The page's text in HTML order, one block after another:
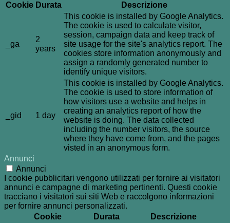
Cookie Durata Descrizione
_ga
2
years
This cookie is installed by Google Analytics.
The cookie is used to calculate visitor,
session, campaign data and keep track of
site usage for the site's analytics report. The
cookies store information anonymously and
assign a randomly generated number to
identify unique visitors.
_gid 1 day
This cookie is installed by Google Analytics.
The cookie is used to store information of
how visitors use a website and helps in
creating an analytics report of how the
website is doing. The data collected
including the number visitors, the source
where they have come from, and the pages
visted in an anonymous form.
Annunci
Annunci
I cookie pubblicitari vengono utilizzati per fornire ai visitatori
annunci e campagne di marketing pertinenti. Questi cookie
tracciano i visitatori sui siti Web e raccolgono informazioni
per fornire annunci personalizzati.
Cookie
Durata Descrizione